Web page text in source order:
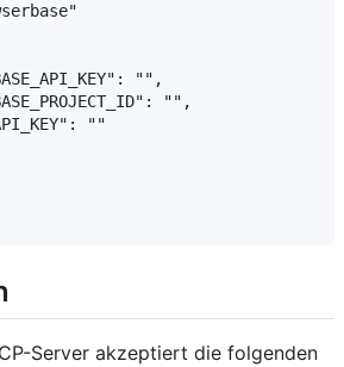
"",
"",
""
Server akzeptiert die folgenden